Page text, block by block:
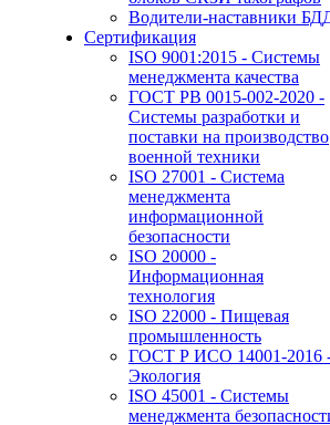
Водители-наставники
Сертификация
ISO 9001:2015 - Системы
менеджмента качества
ГОСТ РВ 0015-002-2020 -
Системы разработки и
поставки на производство
военной техники
ISO 27001 - Система
менеджмента
информационной
безопасности
ISO 20000 -
Информационная
технология
ISO 22000 - Пищевая
промышленность
ГОСТ Р ИСО 14001-2016
Экология
ISO 45001 - Системы
менеджмента